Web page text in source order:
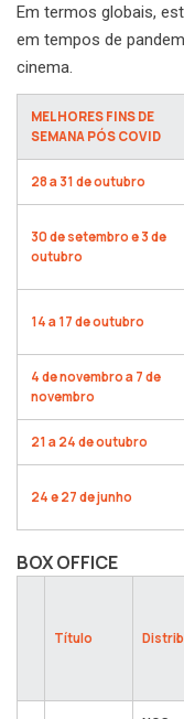
Em termos globais,
em tempos de
cinema.
MELHORES FINS DE
SEMANA PÓS COVID
28 a 31 de outubro
30 de setembro e 3 de
outubro
14 a 17 de outubro
4 de novembro a 7 de
novembro
21 a 24 de outubro
24 e 27 de junho
BOX OFFICE
Título